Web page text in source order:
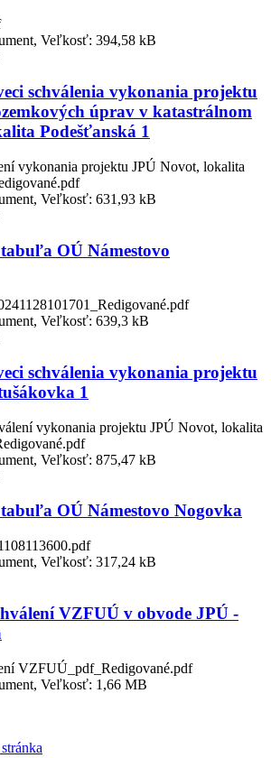
Veľkosť: 394,58 kB
schválenia vykonania projektu
úprav v katastrálnom
Podešťanská 1
vykonania projektu JPÚ Novot, lokalita
Veľkosť: 631,93 kB
OÚ Námestovo
Veľkosť: 639,3 kB
schválenia vykonania projektu
1
vykonania projektu JPÚ Novot, lokalita
Veľkosť: 875,47 kB
OÚ Námestovo Nogovka
Veľkosť: 317,24 kB
VZFUÚ v obvode JPÚ -
VZFUÚ_pdf_Redigované.pdf
Veľkosť: 1,66 MB